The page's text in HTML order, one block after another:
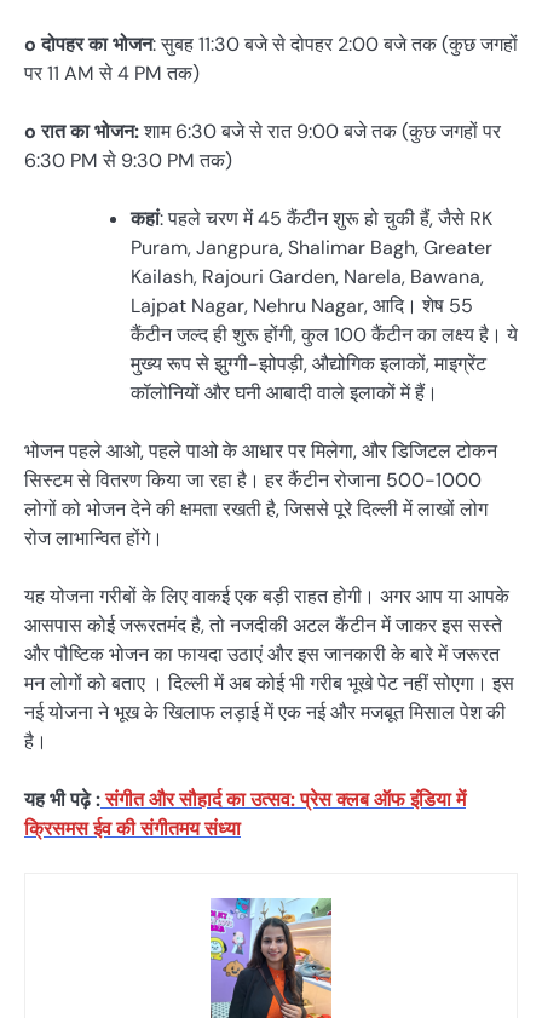
o दोपहर का भोजन: सुबह 11:30 बजे से दोपहर 2:00 बजे तक (कुछ जगहों
पर 11 AM से 4 PM तक)
o रात का भोजन:शाम 6:30 बजे से रात 9:00 बजे तक (कुछ जगहों पर
6:30 PM से 9:30 PM तक)
कहां: पहले चरण में 45 कैंटीन शुरू हो चुकी हैं, जैसे RK
Puram, Jangpura, Shalimar Bagh, Greater
Kailash, Rajouri Garden, Narela, Bawana,
Lajpat Nagar, Nehru Nagar, आदि। शेष 55
कैंटीन जल्द ही शुरू होंगी, कुल 100 कैंटीन का लक्ष्य है। ये
मुख्य रूप से झुग्गी-झोपड़ी, औद्योगिक इलाकों, माइग्रेंट
कॉलोनियों और घनी आबादी वाले इलाकों में हैं।
भोजन पहले आओ, पहले पाओ के आधार पर मिलेगा, और डिजिटल टोकन
सिस्टम से वितरण किया जा रहा है। हर कैंटीन रोजाना 500-1000
लोगों को भोजन देने की क्षमता रखती है, जिससे पूरे दिल्ली में लाखों लोग
रोज लाभान्वित होंगे।
यह योजना गरीबों के लिए वाकई एक बड़ी राहत होगी। अगर आप या आपके
आसपास कोई जरूरतमंद है, तो नजदीकी अटल कैंटीन में जाकर इस सस्ते
और पौष्टिक भोजन का फायदा उठाएं और इस जानकारी के बारे में जरूरत
मन लोगों को बताए । दिल्ली में अब कोई भी गरीब भूखे पेट नहीं सोएगा। इस
नई योजना ने भूख के खिलाफ लड़ाई में एक नई और मजबूत मिसाल पेश की
है।
यह भी पढ़े :संगीत और सौहार्द का उत्सव: प्रेस क्लब ऑफ इंडिया में
क्रिसमस ईव की संगीतमय संध्या